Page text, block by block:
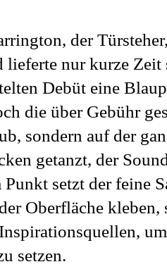
der
lieferte nur kurze
Debüt eine
die über Gebühr
sondern auf der
getanzt, der
Punkt setzt der feine
Oberfläche kleben,
setzen.